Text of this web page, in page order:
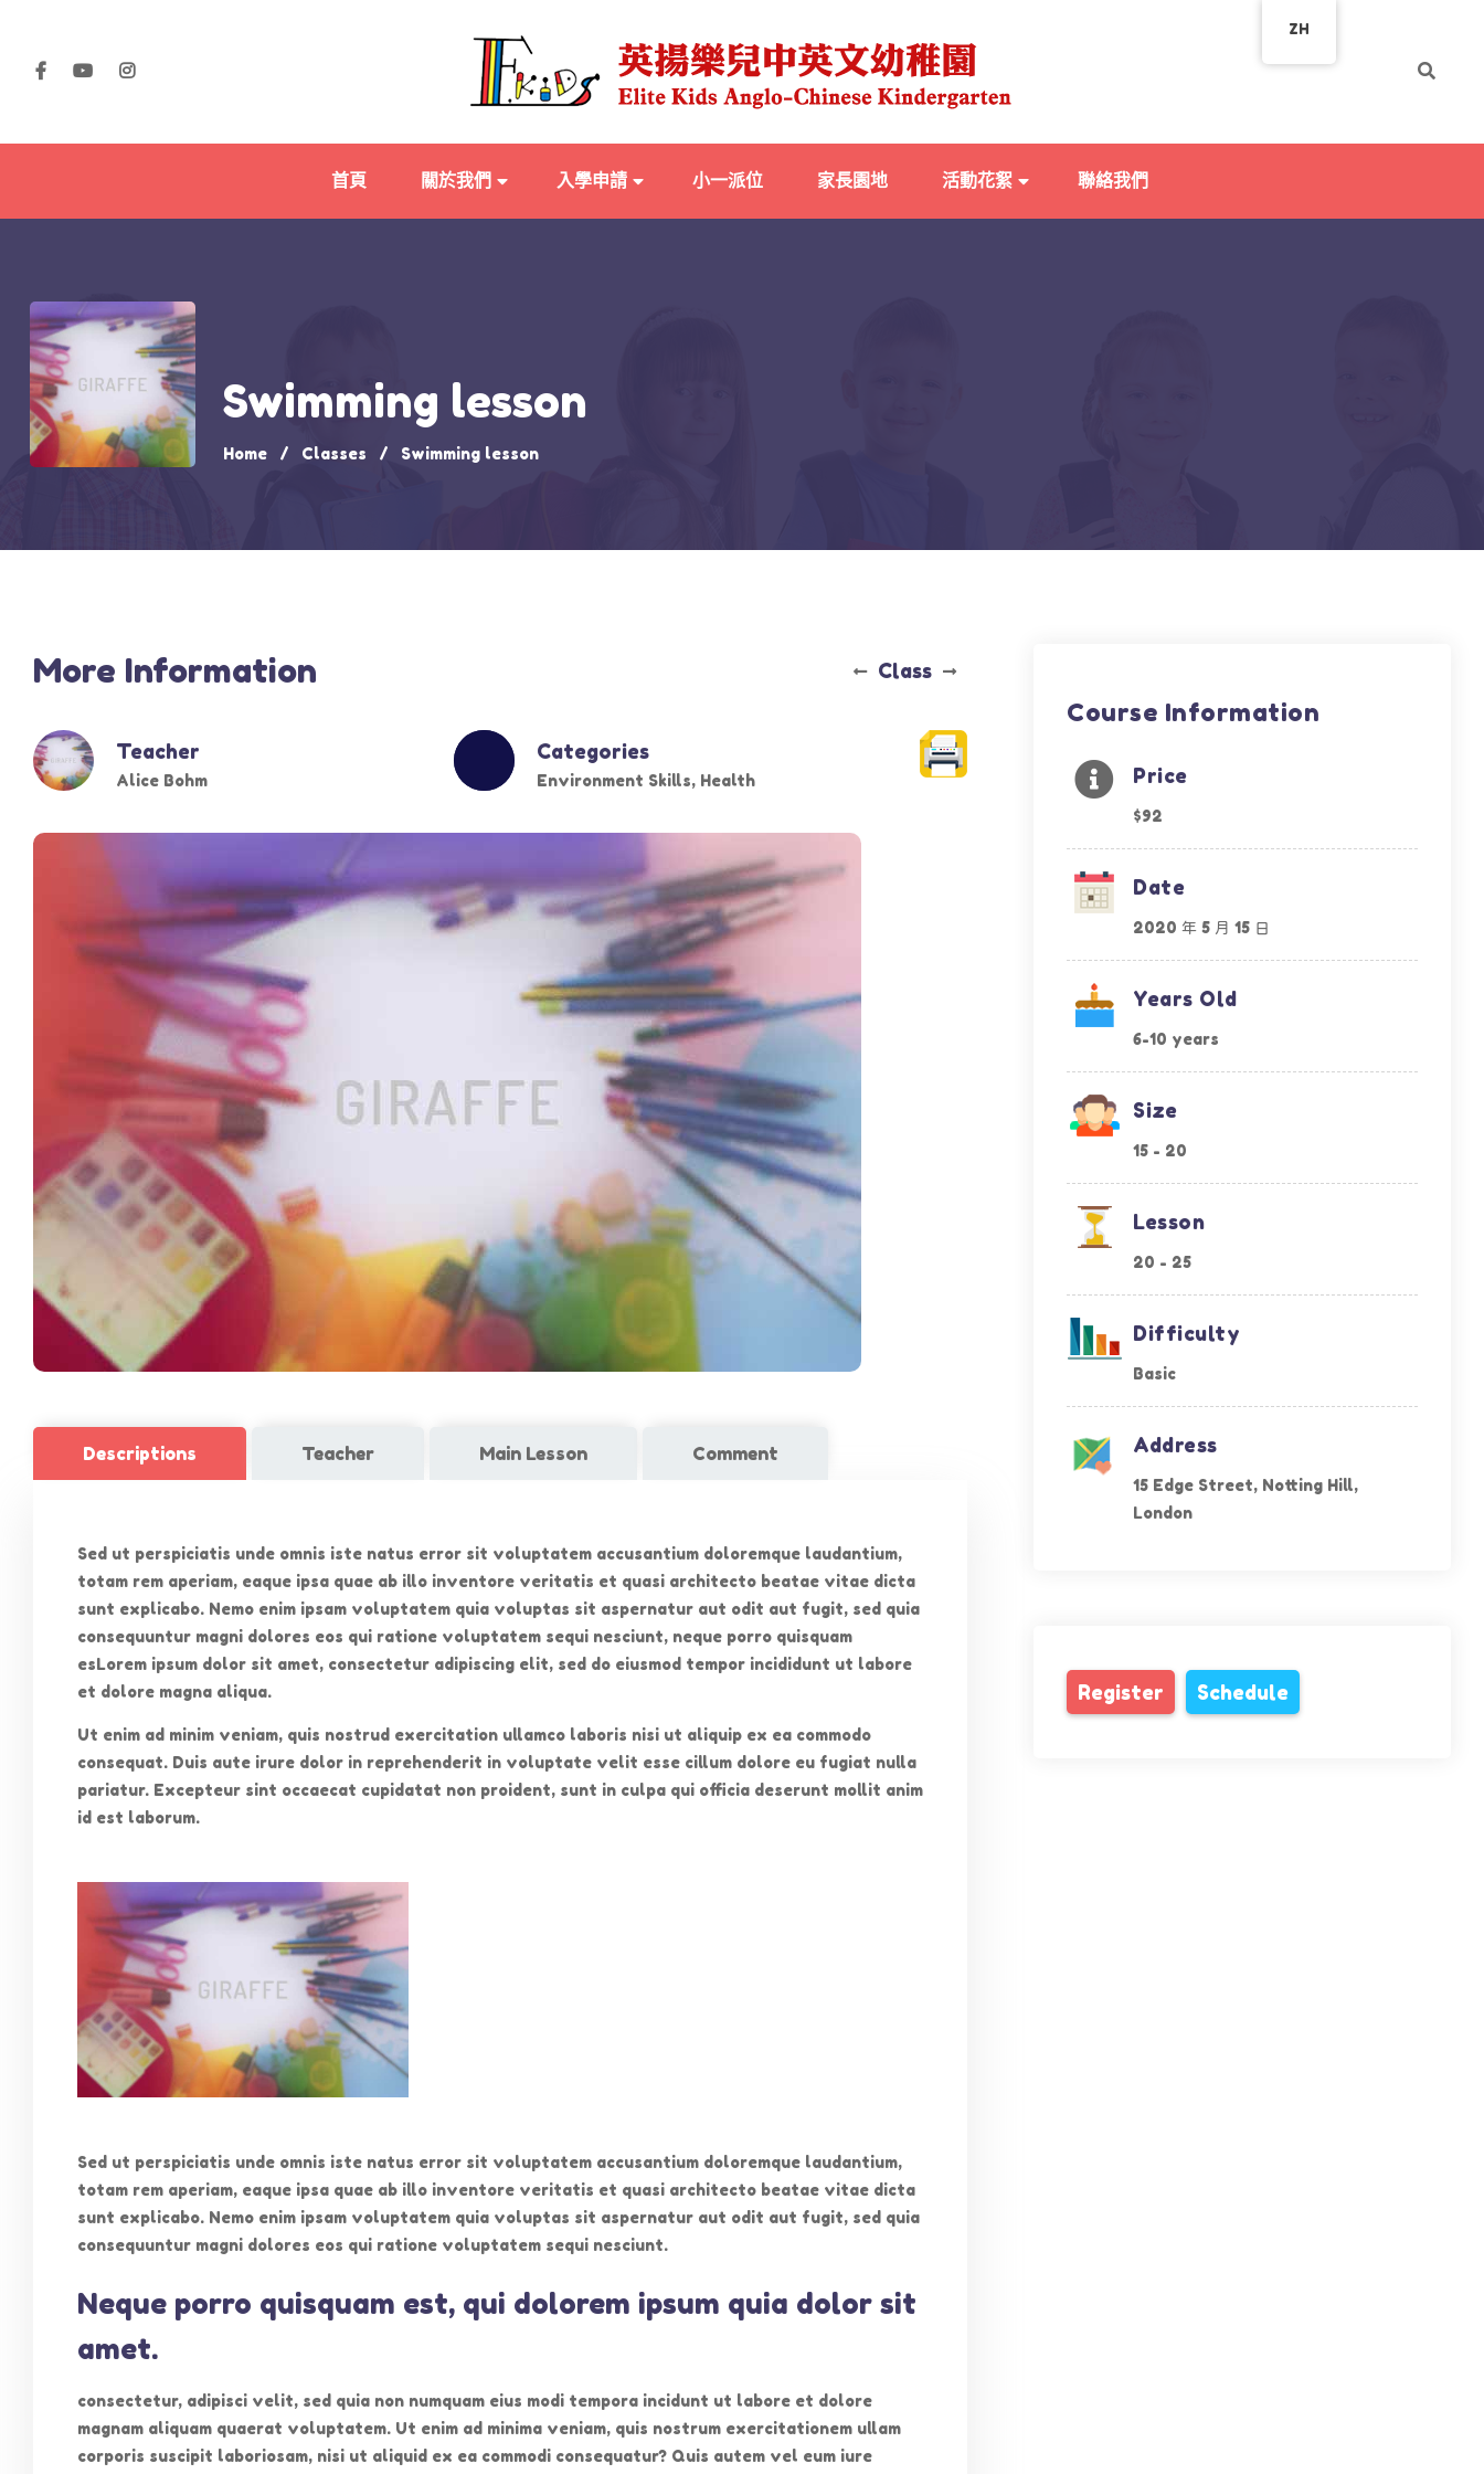
首頁 關於我們 入學申請 小一派位 家長園地 活動花絮 聯絡我們
Swimming lesson
Home Classes Swimming lesson
More Information Class
Teacher
Alice Bohm
Categories
Environment Skills, Health
Descriptions Teacher Main Lesson Comment
Sed ut perspiciatis unde omnis iste natus error sit voluptatem accusantium doloremque laudantium,
totam rem aperiam, eaque ipsa quae ab illo inventore veritatis et quasi architecto beatae vitae dicta
sunt explicabo. Nemo enim ipsam voluptatem quia voluptas sit aspernatur aut odit aut fugit, sed quia
consequuntur magni dolores eos qui ratione voluptatem sequi nesciunt, neque porro quisquam
esLorem ipsum dolor sit amet, consectetur adipiscing elit, sed do eiusmod tempor incididunt ut labore
et dolore magna aliqua.
Ut enim ad minim veniam, quis nostrud exercitation ullamco laboris nisi ut aliquip ex ea commodo
consequat. Duis aute irure dolor in reprehenderit in voluptate velit esse cillum dolore eu fugiat nulla
pariatur. Excepteur sint occaecat cupidatat non proident, sunt in culpa qui officia deserunt mollit anim
id est laborum.
Sed ut perspiciatis unde omnis iste natus error sit voluptatem accusantium doloremque laudantium,
totam rem aperiam, eaque ipsa quae ab illo inventore veritatis et quasi architecto beatae vitae dicta
sunt explicabo. Nemo enim ipsam voluptatem quia voluptas sit aspernatur aut odit aut fugit, sed quia
consequuntur magni dolores eos qui ratione voluptatem sequi nesciunt.
Neque porro quisquam est, qui dolorem ipsum quia dolor sit
amet.
consectetur, adipisci velit, sed quia non numquam eius modi tempora incidunt ut labore et dolore
magnam aliquam quaerat voluptatem. Ut enim ad minima veniam, quis nostrum exercitationem ullam
corporis suscipit laboriosam, nisi ut aliquid ex ea commodi consequatur? Quis autem vel eum iure
Course Information
Price
$92
Date
2020 年 5 月 15 日
Years Old
6-10 years
Size
15 - 20
Lesson
20 - 25
Difficulty
Basic
Address
15 Edge Street, Notting Hill,
London
Register Schedule
本園以「以兒童為中心，以家長為本位」的宗
旨，肩負社會責任，為兒童提供優質的學前服
電話: 2711 0272
傳真: 2711 0279
電郵: info@elitekg.edu.hk
地址: 新界天水圍天麗苑A座地下KG01號
首頁
最新消息
學校特色
ZH